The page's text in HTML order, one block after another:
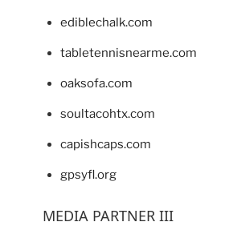
ediblechalk.com
tabletennisnearme.com
oaksofa.com
soultacohtx.com
capishcaps.com
gpsyfl.org
MEDIA PARTNER III